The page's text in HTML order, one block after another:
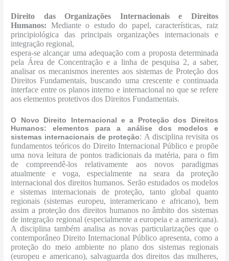
Direito das Organizações Internacionais e Direitos
Humanos: Mediante o estudo do papel, características, raiz
principiológica das principais organizações internacionais e
integração regional,
espera-se alcançar uma adequação com a proposta determinada
pela Área de Concentração e a linha de pesquisa 2, a saber,
analisar os mecanismos inerentes aos sistemas de Proteção dos
Direitos Fundamentais, buscando uma crescente e continuada
interface entre os planos interno e internacional no que se refere
aos elementos protetivos dos Direitos Fundamentais.
O Novo Direito Internacional e a Proteção dos Direitos
Humanos: elementos para a análise dos modelos e
sistemas internacionais de proteção: A disciplina revisita os
fundamentos teóricos do Direito Internacional Público e propõe
uma nova leitura de pontos tradicionais da matéria, para o fim
de compreendê-los relativamente aos novos paradigmas
atualmente e voga, especialmente na seara da proteção
internacional dos direitos humanos. Serão estudados os modelos
e sistemas internacionais de proteção, tanto global quanto
regionais (sistemas europeu, interamericano e africano), bem
assim a proteção dos direitos humanos no âmbito dos sistemas
de integração regional (especialmente a europeia e a americana).
A disciplina também analisa as novas particularizações que o
contemporâneo Direito Internacional Público apresenta, como a
proteção do meio ambiente no plano dos sistemas regionais
(europeu e americano), salvaguarda dos direitos das mulheres,